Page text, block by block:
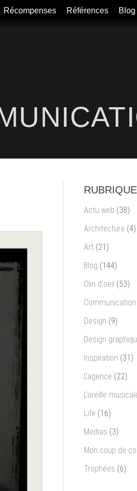
Récompenses Références Blog
Actu web (38)
Architecture (4)
Art (21)
Blog (144)
Clin d'oeil (53)
Communication
Design (9)
Design
Inspiration (31)
L'agence (22)
L'oreille
Life (16)
Médias (3)
Mon coup de
Trophées (6)